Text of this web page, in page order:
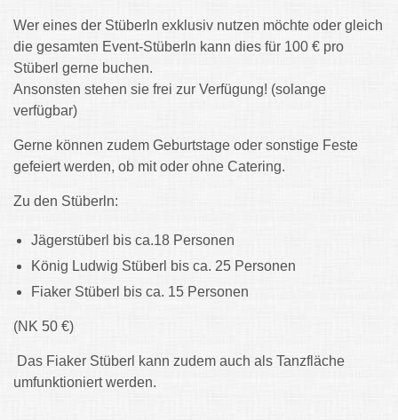
Wer eines der Stüberln exklusiv nutzen möchte oder gleich
die gesamten Event-Stüberln kann dies für 100 € pro
Stüberl gerne buchen.
Ansonsten stehen sie frei zur Verfügung! (solange
verfügbar)
Gerne können zudem Geburtstage oder sonstige Feste
gefeiert werden, ob mit oder ohne Catering.
Zu den Stüberln:
Jägerstüberl bis ca.18 Personen
König Ludwig Stüberl bis ca. 25 Personen
Fiaker Stüberl bis ca. 15 Personen
(NK 50 €)
Das Fiaker Stüberl kann zudem auch als Tanzfläche
umfunktioniert werden.